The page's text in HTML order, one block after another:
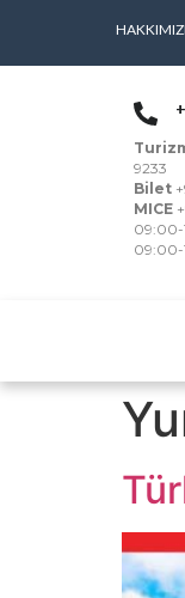
9233
Bilet
MICE
09:00-
09:00-